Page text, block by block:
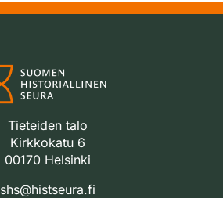
Tieteiden talo
Kirkkokatu 6
00170 Helsinki
shs@histseura.fi